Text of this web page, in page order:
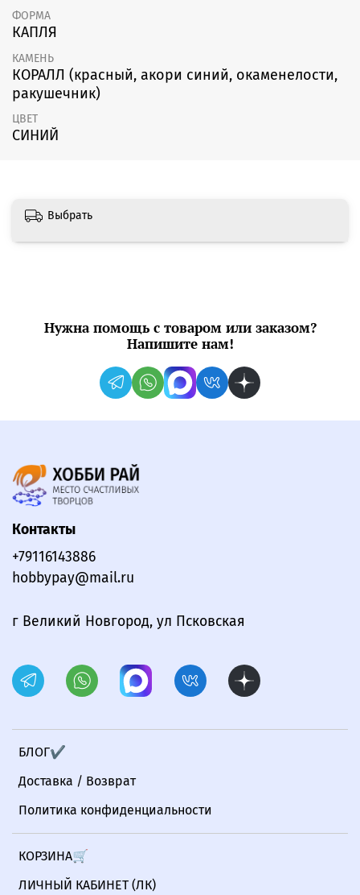
ФОРМА
КАПЛЯ
КАМЕНЬ
КОРАЛЛ (красный, акори синий, окаменелости,
ракушечник)
ЦВЕТ
СИНИЙ
Выбрать
Нужна помощь с товаром или заказом?
Напишите нам!
БЛОГ✔
Доставка / Возврат
Политика конфиденциальности
КОРЗИНА🛒
ЛИЧНЫЙ КАБИНЕТ (ЛК)
Контакты
+79116143886
hobbypay@mail.ru
г Великий Новгород, ул Псковская